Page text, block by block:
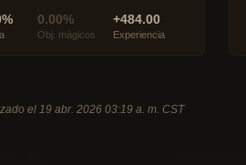
0.00%
Obj. mágicos
+484.00
Experiencia
el 19 abr. 2026 03:19 a. m. CST